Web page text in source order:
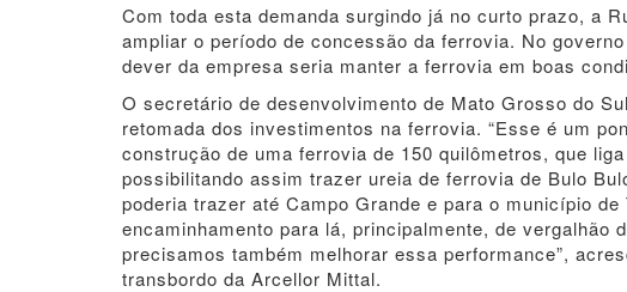
Com toda esta demanda surgindo já no curto prazo, a
ampliar o período de concessão da ferrovia. No
dever da empresa seria manter a ferrovia em boas
O secretário de desenvolvimento de Mato Grosso do
retomada dos investimentos na ferrovia. “Esse é um
construção de uma ferrovia de 150 quilômetros, que
possibilitando assim trazer ureia de ferrovia de Bulo
poderia trazer até Campo Grande e para o município
encaminhamento para lá, principalmente, de vergalhão
precisamos também melhorar essa performance”,
transbordo da Arcellor Mittal.